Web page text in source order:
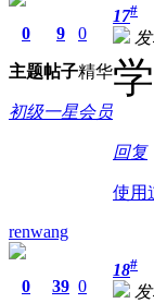
0
主题
9
帖子
0
精华
初级一星会员
17#
回复
使用
renwang
0 39 0
18#